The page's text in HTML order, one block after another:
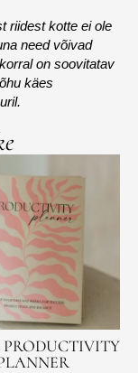
riidest kotte ei ole
need võivad
on soovitatav
käes
PRODUCTIVITY